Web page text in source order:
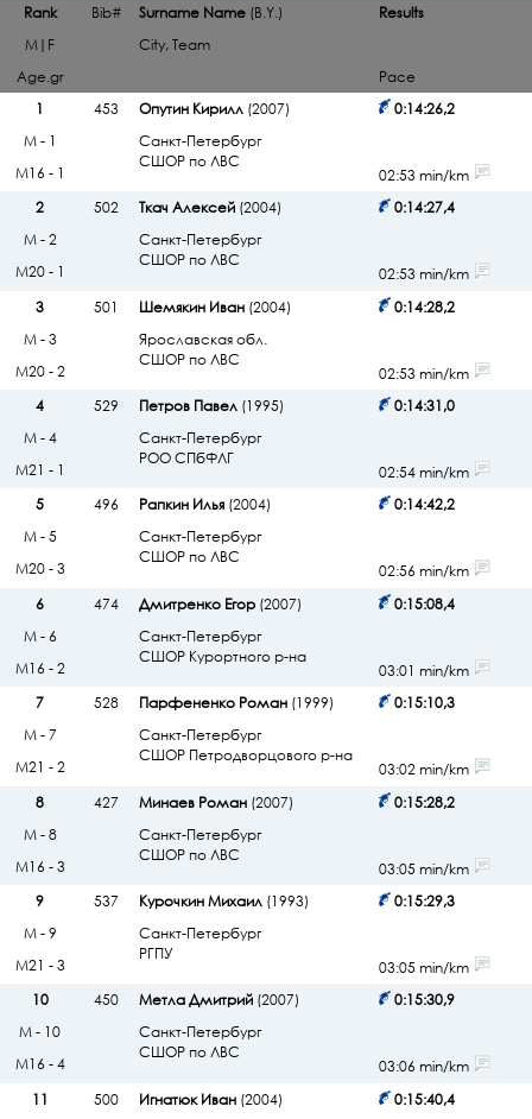
Rank Bib# Surname Name(B.Y.)
City, Team
Results
M|F
Age.gr
Pace
1
453 Опутин Кирилл(2007)
Санкт-Петербург
СШОР по ЛВС
0:14:26,2
М - 1
М16 - 1
02:53 min/km
2
502 Ткач Алексей(2004)
Санкт-Петербург
СШОР по ЛВС
0:14:27,4
М - 2
М20 - 1
02:53 min/km
3
501 Шемякин Иван(2004)
Ярославская обл.
СШОР по ЛВС
0:14:28,2
М - 3
М20 - 2
02:53 min/km
4
529 Петров Павел(1995)
Санкт-Петербург
РОО СПбФЛГ
0:14:31,0
М - 4
М21 - 1
02:54 min/km
5
496 Рапкин Илья(2004)
Санкт-Петербург
СШОР по ЛВС
0:14:42,2
М - 5
М20 - 3
02:56 min/km
6
474 Дмитренко Егор(2007)
Санкт-Петербург
СШОР Курортного р-на
0:15:08,4
М - 6
М16 - 2
03:01 min/km
7
528 Парфененко Роман(1999)
Санкт-Петербург
СШОР Петродворцового р-на
0:15:10,3
М - 7
М21 - 2
03:02 min/km
8
427 Минаев Роман(2007)
Санкт-Петербург
СШОР по ЛВС
0:15:28,2
М - 8
М16 - 3
03:05 min/km
9
537 Курочкин Михаил(1993)
Санкт-Петербург
РГПУ
0:15:29,3
М - 9
М21 - 3
03:05 min/km
10
450 Метла Дмитрий(2007)
Санкт-Петербург
СШОР по ЛВС
0:15:30,9
М - 10
М16 - 4
03:06 min/km
11
500 Игнатюк Иван(2004)
0:15:40,4